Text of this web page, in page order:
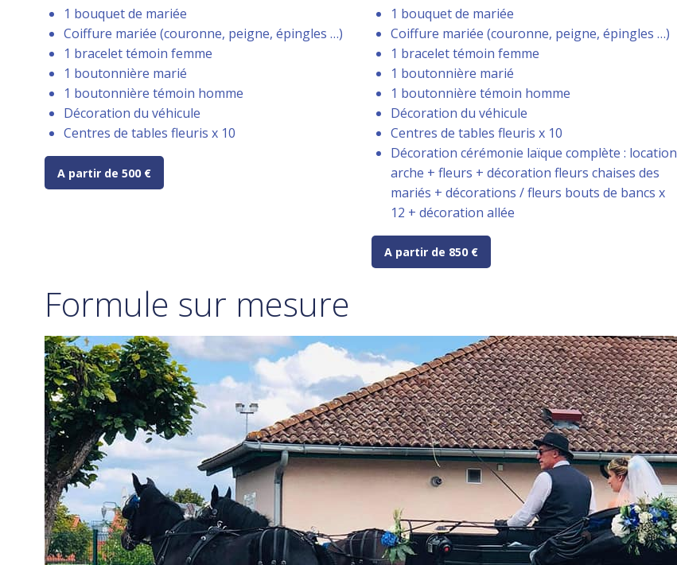
1 bouquet de mariée
Coiffure mariée (couronne, peigne, épingles …)
1 bracelet témoin femme
1 boutonnière marié
1 boutonnière témoin homme
Décoration du véhicule
Centres de tables fleuris x 10
A partir de 500 €
1 bouquet de mariée
Coiffure mariée (couronne, peigne, épingles …)
1 bracelet témoin femme
1 boutonnière marié
1 boutonnière témoin homme
Décoration du véhicule
Centres de tables fleuris x 10
Décoration cérémonie laïque complète : location
arche + fleurs + décoration fleurs chaises des
mariés + décorations / fleurs bouts de bancs x
12 + décoration allée
A partir de 850 €
Formule sur mesure